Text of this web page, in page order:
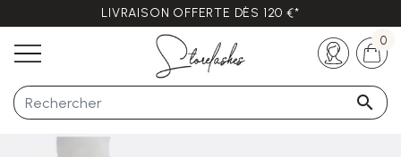
LIVRAISON OFFERTE DÈS 120 €*
Des questions ?
+33 (0)5 57 21 62 94

0